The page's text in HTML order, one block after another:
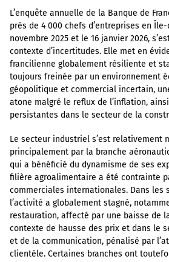
L’enquête annuelle de la Banque de
près de 4 000 chefs d’entreprises en
novembre 2025 et le 16 janvier 2026,
contexte d’incertitudes. Elle met en
francilienne globalement résiliente et
toujours freinée par un environnement
géopolitique et commercial incertain,
atone malgré le reflux de l’inflation,
persistantes dans le secteur de la
Le secteur industriel s’est relativement
principalement par la branche
qui a bénéficié du dynamisme de ses
filière agroalimentaire a été contrainte
commerciales internationales. Dans les
l’activité a globalement stagné,
restauration, affecté par une baisse de
contexte de hausse des prix et dans le
et de la communication, pénalisé par
clientèle. Certaines branches ont